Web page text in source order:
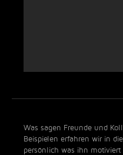
Was sagen Freunde und
Beispielen erfahren wir in
persönlich was ihn